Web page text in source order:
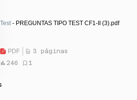
Test - PREGUNTAS TIPO TEST CF1-II (3).pdf
PDF
3 páginas
246
1